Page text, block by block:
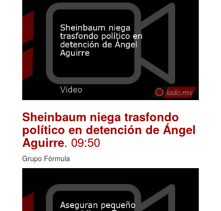
Sheinbaum niega trasfondo
político en detención de Ángel
Aguirre. 09:50
Grupo Fórmula